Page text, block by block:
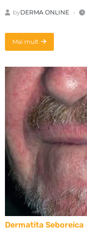
byDERMA ONLINE
Mai mult
Dermatita Seboreica